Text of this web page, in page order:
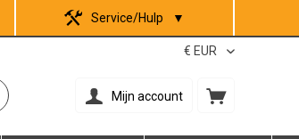
Service/Hulp ▼
Mijn account